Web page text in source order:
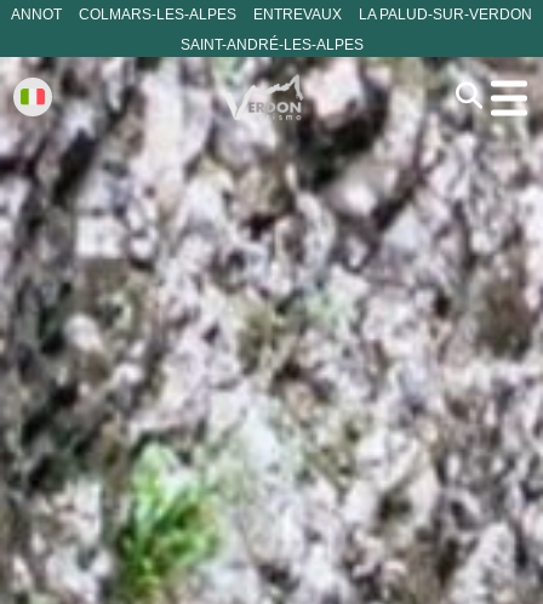
ANNOT COLMARS-LES-ALPES ENTREVAUX
LA PALUD-SUR-VERDON
SAINT-ANDRÉ-LES-ALPES